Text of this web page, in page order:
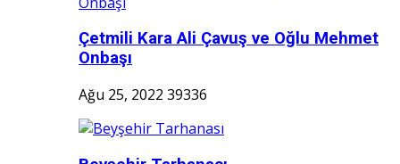
Çetmili Kara Ali Çavuş ve Oğlu Mehmet
Onbaşı
Ağu 25, 2022 39336